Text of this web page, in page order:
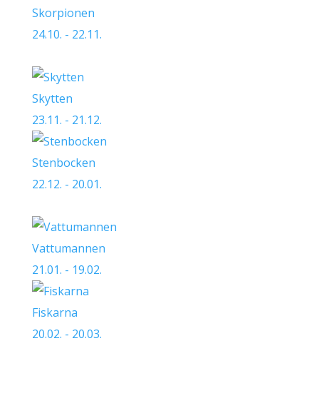
Skorpionen
24.10. - 22.11.
Skytten
23.11. - 21.12.
Stenbocken
22.12. - 20.01.
Vattumannen
21.01. - 19.02.
Fiskarna
20.02. - 20.03.